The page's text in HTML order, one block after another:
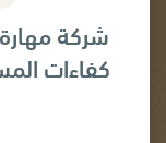
شركة
كفاءات